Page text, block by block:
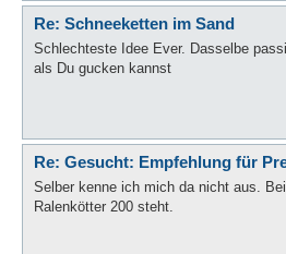
Re: Schneeketten im Sand
Schlechteste Idee Ever. Dasselbe
als Du gucken kannst
Re: Gesucht: Empfehlung für
Selber kenne ich mich da nicht aus.
Ralenkötter 200 steht.